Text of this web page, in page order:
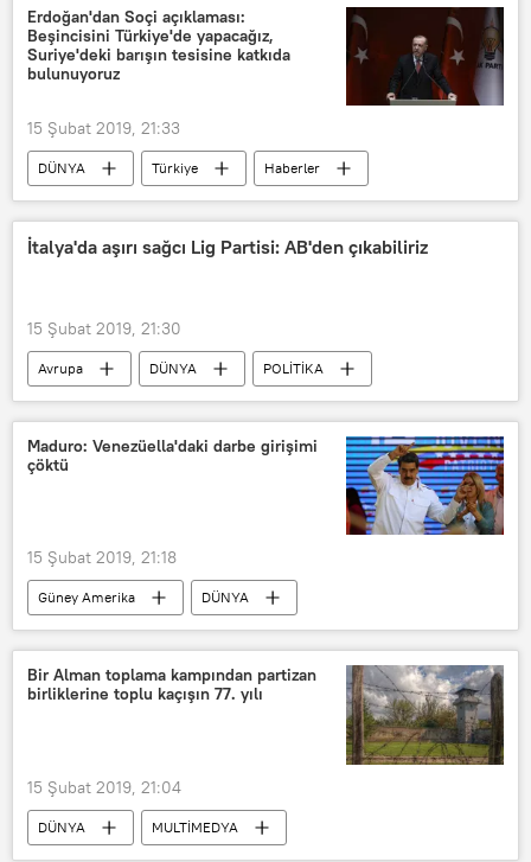
Yerli tohum
Hayvan ihracatı
Erdoğan'dan Soçi açıklaması:
Beşincisini Türkiye'de yapacağız,
Suriye'deki barışın tesisine katkıda
bulunuyoruz
15 Şubat 2019, 21:33
DÜNYA Türkiye
Haberler
POLİTİKA
TÜRKİYE
Rusya
Suriye
İran
ABD
İtalya'da aşırı sağcı Lig Partisi: AB'den çıkabiliriz
15 Şubat 2019, 21:30
Avrupa DÜNYA
POLİTİKA
Haberler
İtalya
Claudio Borghi
Francesco D'Uva
Avrupa Birliği
Maduro: Venezüella'daki darbe girişimi
çöktü
15 Şubat 2019, 21:18
Güney Amerika
DÜNYA
POLİTİKA
Haberler
Venezüella’da darbe girişimi
Venezüella
ABD
Bir Alman toplama kampından partizan
birliklerine toplu kaçışın 77. yılı
15 Şubat 2019, 21:04
DÜNYA
MULTİMEDYA